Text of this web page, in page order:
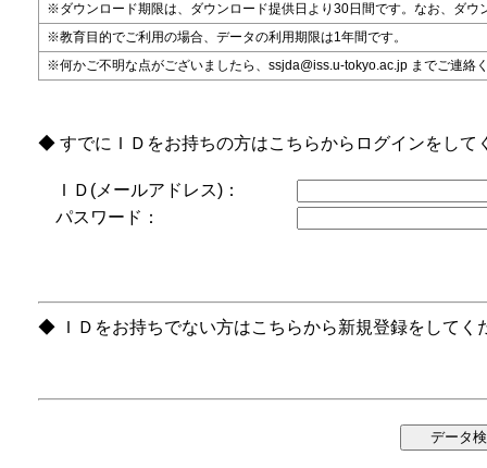
※ダウンロード期限は、ダウンロード提供日より30日間です。なお、ダ
※教育目的でご利用の場合、データの利用期限は1年間です。
※何かご不明な点がございましたら、ssjda@iss.u-tokyo.ac.jp までご連絡
◆ すでにＩＤをお持ちの方はこちらからログインをして
ＩＤ(メールアドレス)：
パスワード：
◆ ＩＤをお持ちでない方はこちらから新規登録をしてく